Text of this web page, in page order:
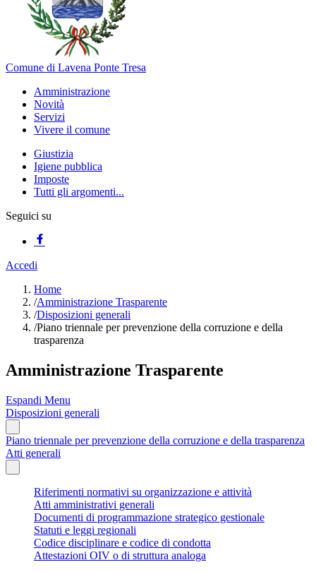
Comune di Lavena Ponte Tresa
Amministrazione
Novità
Servizi
Vivere il comune
Giustizia
Igiene pubblica
Imposte
Tutti gli argomenti...
Seguici su
Accedi
Home
/Amministrazione Trasparente
/Disposizioni generali
/Piano triennale per prevenzione della corruzione e della
trasparenza
Amministrazione Trasparente
Espandi Menu
Disposizioni generali
Piano triennale per prevenzione della corruzione e della trasparenza
Atti generali
Riferimenti normativi su organizzazione e attività
Atti amministrativi generali
Documenti di programmazione strategico gestionale
Statuti e leggi regionali
Codice disciplinare e codice di condotta
Attestazioni OIV o di struttura analoga